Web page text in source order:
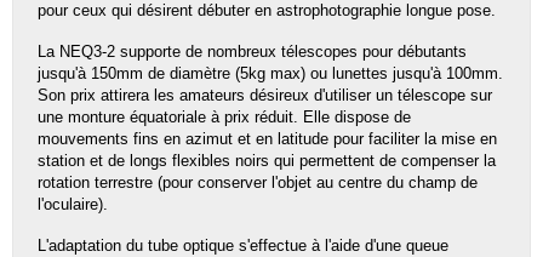
pour ceux qui désirent débuter en astrophotographie longue pose.
La NEQ3-2 supporte de nombreux télescopes pour débutants
jusqu'à 150mm de diamètre (5kg max) ou lunettes jusqu'à 100mm.
Son prix attirera les amateurs désireux d'utiliser un télescope sur
une monture équatoriale à prix réduit. Elle dispose de
mouvements fins en azimut et en latitude pour faciliter la mise en
station et de longs flexibles noirs qui permettent de compenser la
rotation terrestre (pour conserver l'objet au centre du champ de
l'oculaire).
L'adaptation du tube optique s'effectue à l'aide d'une queue